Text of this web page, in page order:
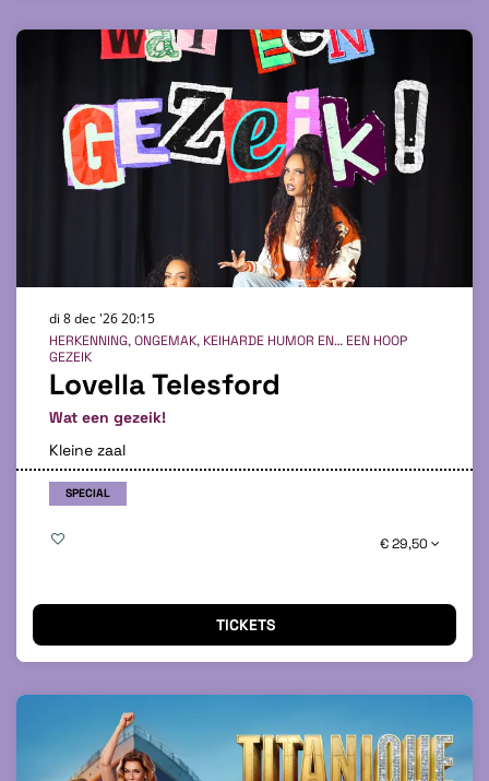
Lovella Telesford
Wat een gezeik!
HERKENNING, ONGEMAK, KEIHARDE HUMOR EN… EEN HOOP
GEZEIK
di 8 dec '2620:15
Kleine zaal
SPECIAL
€ 29,50
TICKETS